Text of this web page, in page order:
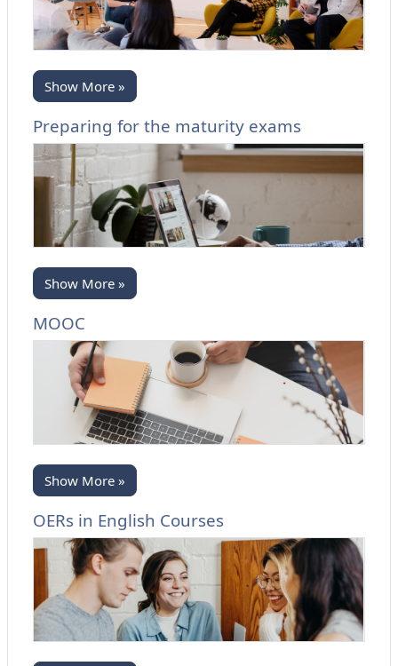
Show More »
Preparing for the maturity exams
Show More »
MOOC
Show More »
OERs in English Courses